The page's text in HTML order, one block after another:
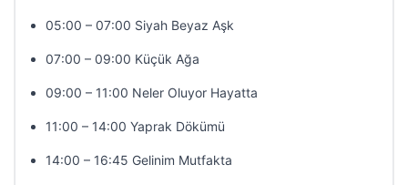
05:00 – 07:00 Siyah Beyaz Aşk
07:00 – 09:00 Küçük Ağa
09:00 – 11:00 Neler Oluyor Hayatta
11:00 – 14:00 Yaprak Dökümü
14:00 – 16:45 Gelinim Mutfakta